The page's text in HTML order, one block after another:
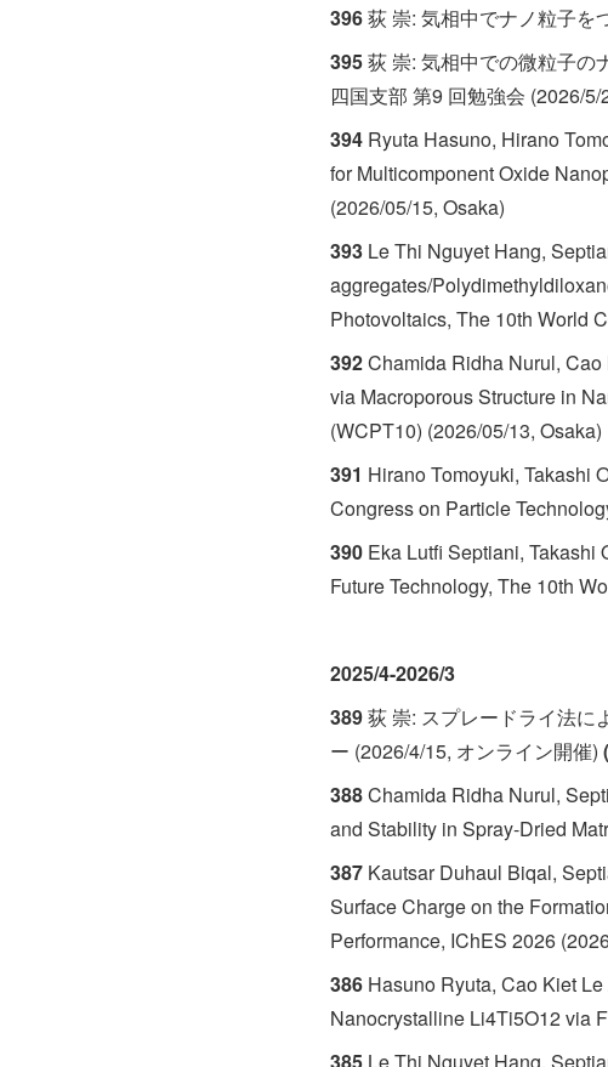
396荻 崇: 気相中でナノ粒子を
395荻 崇: 気相中での微粒子の
四国支部 第9 回勉強会 (2026/
394 Ryuta Hasuno, Hirano
for Multicomponent Oxide
(2026/05/15, Osaka)
393 Le Thi Nguyet Hang,
aggregates/
Photovoltaics, The 10th World
392Chamida Ridha Nurul,
via Macroporous Structure in
(WCPT10) (2026/05/13, Osaka)
391 Hirano Tomoyuki, Takashi
Congress on Particle
390 Eka Lutfi Septiani, Takashi
Future Technology, The 10th
2025/4-2026/3
389荻 崇: スプレードライ法に
ー (2026/4/15, オンライン開催)
388Chamida Ridha Nurul,
and Stability in Spray-Dried
387 Kautsar Duhaul Biqal,
Surface Charge on the
Performance, IChES 2026
386 Hasuno Ryuta, Cao Kiet
Nanocrystalline Li4Ti5O12 via